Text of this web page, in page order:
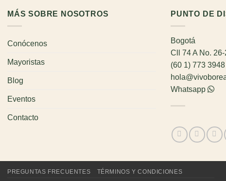
MÁS SOBRE NOSOTROS
Conócenos
Mayoristas
Blog
Eventos
Contacto
PUNTO DE
Bogotá
Cll 74 A No.
(60 1) 773
Whatsapp
PREGUNTAS FRECUENTES TÉRMINOS Y CONDICIONES